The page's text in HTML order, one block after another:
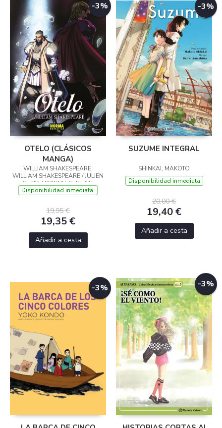
-3%
OTELO (CLÁSICOS
MANGA)
WILLIAM SHAKESPEARE,
WILLIAM SHAKESPEARE / JULIEN
CHOY, / CRISTAL S. CHAN,
Disponibilidad inmediata.
19,95 €
19,35 €
Añadir a cesta
-3%
SUZUME INTEGRAL
SHINKAI, MAKOTO
Disponibilidad inmediata
20,00 €
19,40 €
Añadir a cesta
-3% -3%